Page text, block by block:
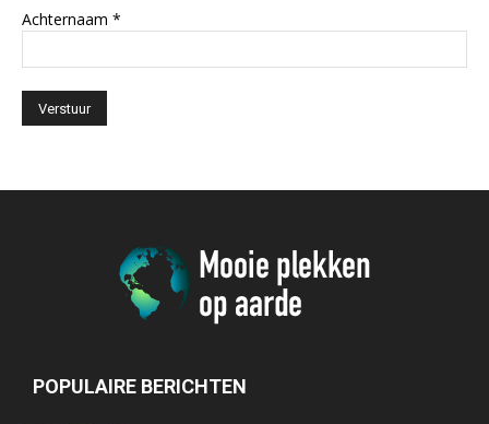
Achternaam *
POPULAIRE BERICHTEN